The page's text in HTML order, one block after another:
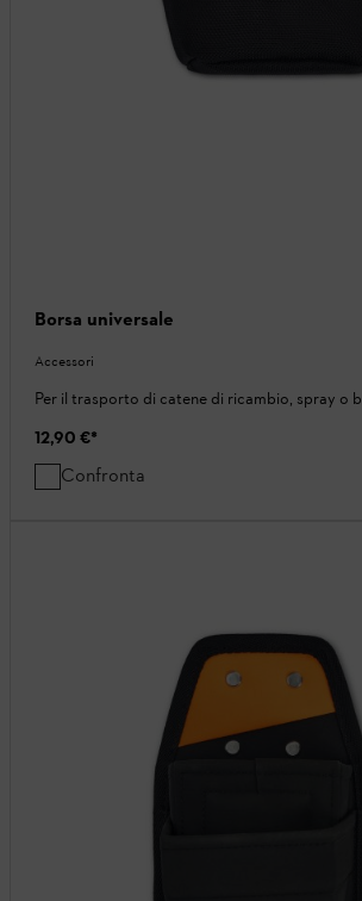
Borsa universale
Accessori
Per il trasporto di catene di ricambio, spray o
12,90 €*
Confronta